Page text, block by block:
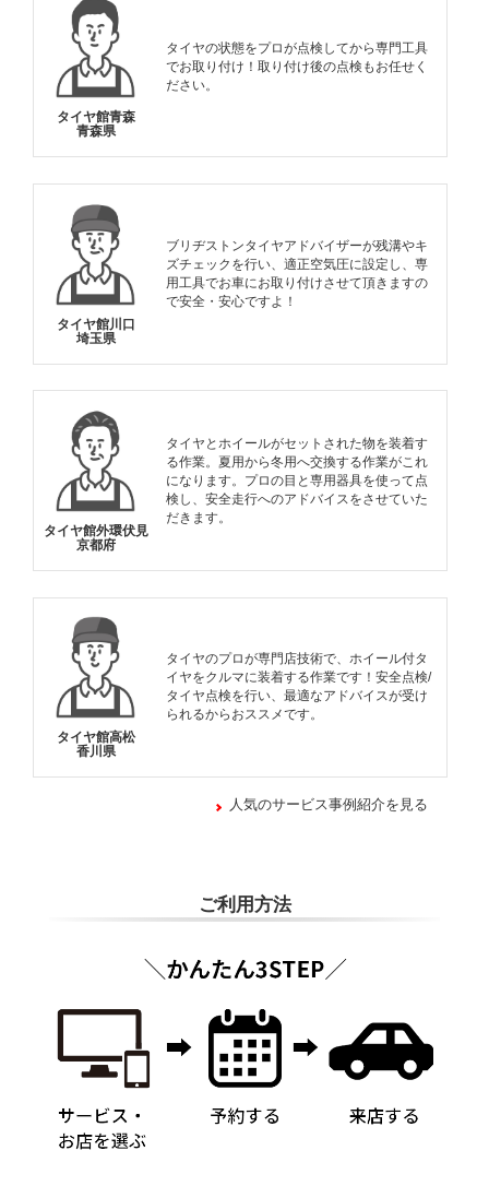
タイヤ館青森
青森県
タイヤの状態をプロが点検してから専門工具
でお取り付け！取り付け後の点検もお任せく
ださい。
タイヤ館川口
埼玉県
ブリヂストンタイヤアドバイザーが残溝やキ
ズチェックを行い、適正空気圧に設定し、専
用工具でお車にお取り付けさせて頂きますの
で安全・安心ですよ！
タイヤ館外環伏見
京都府
タイヤとホイールがセットされた物を装着す
る作業。夏用から冬用へ交換する作業がこれ
になります。プロの目と専用器具を使って点
検し、安全走行へのアドバイスをさせていた
だきます。
タイヤ館高松
香川県
タイヤのプロが専門店技術で、ホイール付タ
イヤをクルマに装着する作業です！安全点検/
タイヤ点検を行い、最適なアドバイスが受け
られるからおススメです。
人気のサービス事例紹介を見る
ご利用方法